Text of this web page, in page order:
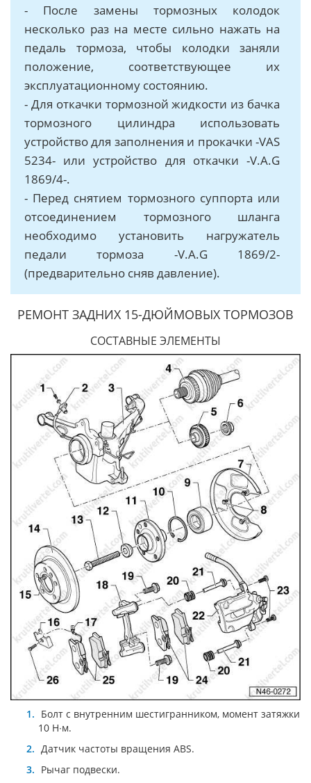
- После замены тормозных колодок
несколько раз на месте сильно нажать на
педаль тормоза, чтобы колодки заняли
положение, соответствующее их
эксплуатационному состоянию.
- Для откачки тормозной жидкости из бачка
тормозного цилиндра использовать
устройство для заполнения и прокачки -VAS
5234- или устройство для откачки -V.A.G
1869/4-.
- Перед снятием тормозного суппорта или
отсоединением тормозного шланга
необходимо установить нагружатель
педали тормоза -V.A.G 1869/2-
(предварительно сняв давление).
РЕМОНТ ЗАДНИХ 15-ДЮЙМОВЫХ ТОРМОЗОВ
СОСТАВНЫЕ ЭЛЕМЕНТЫ
Болт с внутренним шестигранником, момент затяжки
10 Н∙м.
Датчик частоты вращения ABS.
Рычаг подвески.